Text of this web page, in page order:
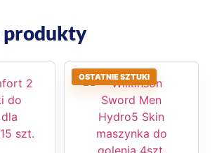
produkty
OSTATNIE SZTUKI